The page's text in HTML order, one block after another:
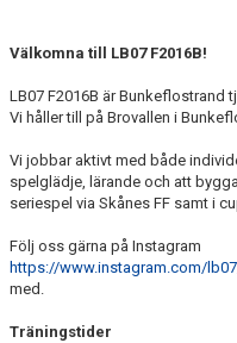
BILDGALLERI
DOKUMENT
KONTAKT
Välkomna till LB07 F2016B!
LB07 F2016B är Bunkeflostrand
Vi håller till på Brovallen i
Vi jobbar aktivt med både
spelglädje, lärande och att
seriespel via Skånes FF samt i
Följ oss gärna på Instagram
https://www.instagram.com/
med.
Träningstider